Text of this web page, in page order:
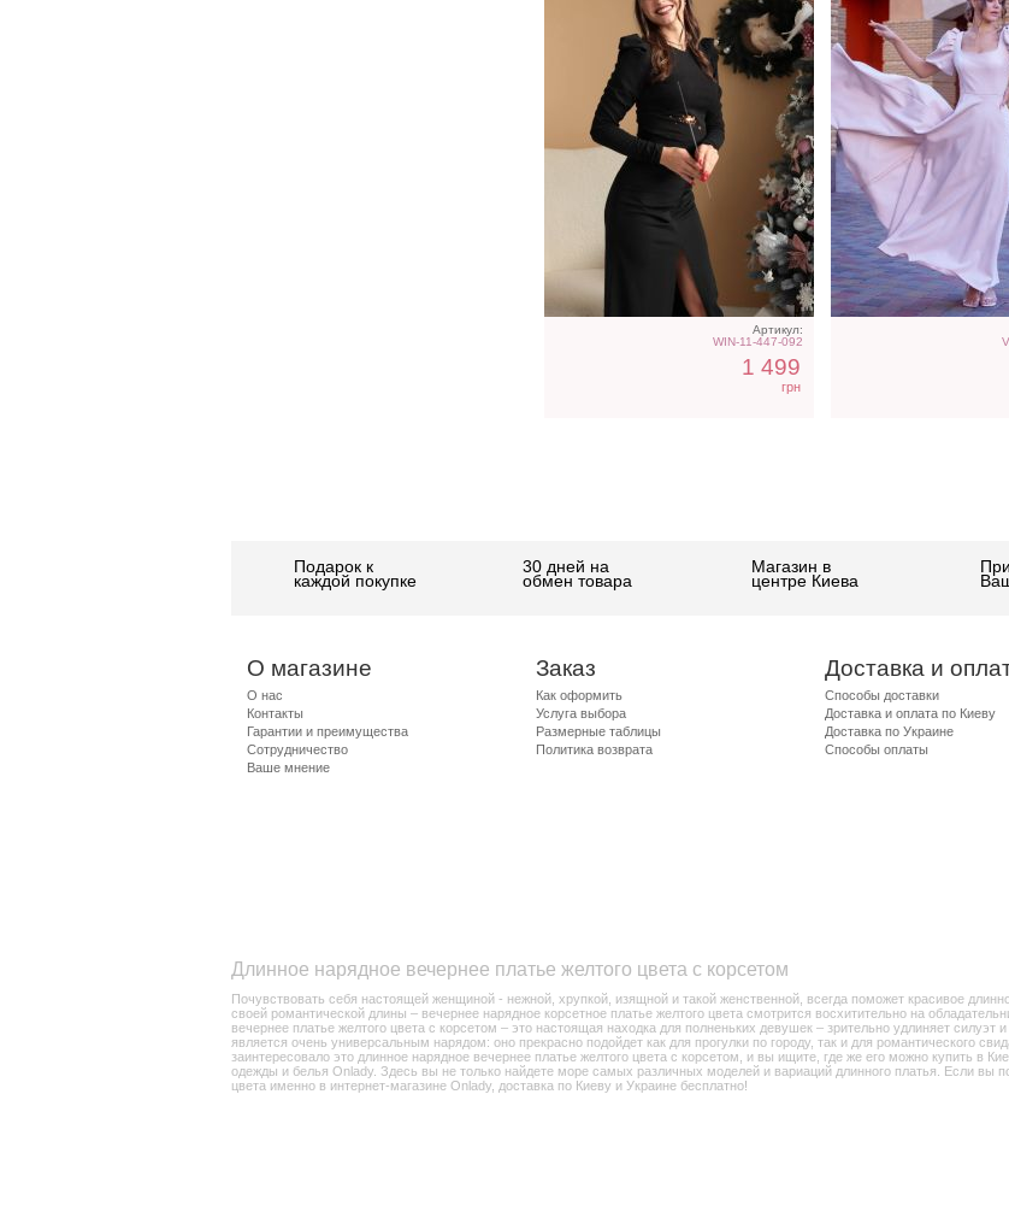
Длинное нарядное вечернее платье желтого цвета с корсетом
Почувствовать себя настоящей женщиной - нежной, хрупкой, изящной и такой женственной, всегда поможет красивое
своей романтической длины – вечернее нарядное корсетное платье желтого цвета смотрится восхитительно на
вечернее платье желтого цвета с корсетом – это настоящая находка для полненьких девушек – зрительно удлиняет
является очень универсальным нарядом: оно прекрасно подойдет как для прогулки по городу, так и для романтического
заинтересовало это длинное нарядное вечернее платье желтого цвета с корсетом, и вы ищите, где же его можно купить в
одежды и белья Onlady. Здесь вы не только найдете море самых различных моделей и вариаций длинного платья. Если вы
цвета именно в интернет-магазине Onlady, доставка по Киеву и Украине бесплатно!
Артикул:
WIN-11-447-092
1 499
грн
Подарок к
каждой покупке
30 дней на
обмен товара
Магазин в
центре Киева
О магазине
О нас
Контакты
Гарантии и преимущества
Сотрудничество
Ваше мнение
Заказ
Как оформить
Услуга выбора
Размерные таблицы
Политика возврата
Доставка и
Способы доставки
Доставка и оплата по Киеву
Доставка по Украине
Способы оплаты